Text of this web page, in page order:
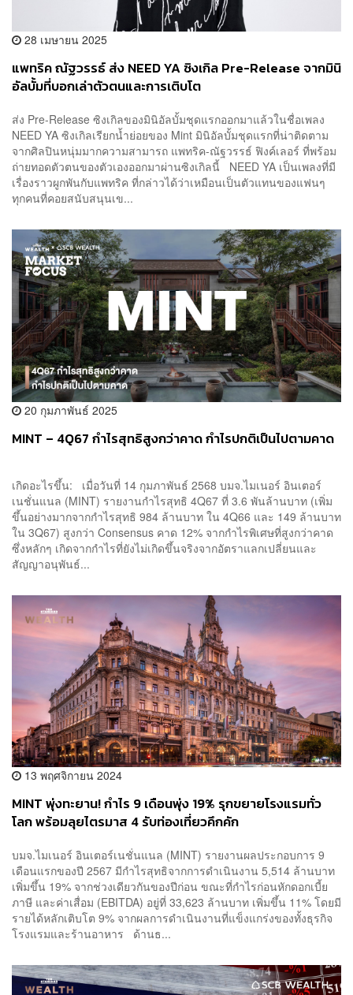
28 เมษายน 2025
แพทริค ณัฐวรรธ์ ส่ง NEED YA ซิงเกิล Pre-Release จากมินิ
อัลบั้มที่บอกเล่าตัวตนและการเติบโต
ส่ง Pre-Release ซิงเกิลของมินิอัลบั้มชุดแรกออกมาแล้วในชื่อเพลง
NEED YA ซิงเกิลเรียกน้ำย่อยของ Mint มินิอัลบั้มชุดแรกที่น่าติดตาม
จากศิลปินหนุ่มมากความสามารถ แพทริค-ณัฐวรรธ์ ฟิงค์เลอร์ ที่พร้อม
ถ่ายทอดตัวตนของตัวเองออกมาผ่านซิงเกิลนี้ NEED YA เป็นเพลงที่มี
เรื่องราวผูกพันกับแพทริค ที่กล่าวได้ว่าเหมือนเป็นตัวแทนของแฟนๆ
ทุกคนที่คอยสนับสนุนเข...
20 กุมภาพันธ์ 2025
MINT – 4Q67 กำไรสุทธิสูงกว่าคาด กำไรปกติเป็นไปตามคาด
เกิดอะไรขึ้น: เมื่อวันที่ 14 กุมภาพันธ์ 2568 บมจ.ไมเนอร์ อินเตอร์
เนชั่นแนล (MINT) รายงานกำไรสุทธิ 4Q67 ที่ 3.6 พันล้านบาท (เพิ่ม
ขึ้นอย่างมากจากกำไรสุทธิ 984 ล้านบาท ใน 4Q66 และ 149 ล้านบาท
ใน 3Q67) สูงกว่า Consensus คาด 12% จากกำไรพิเศษที่สูงกว่าคาด
ซึ่งหลักๆ เกิดจากกำไรที่ยังไม่เกิดขึ้นจริงจากอัตราแลกเปลี่ยนและ
สัญญาอนุพันธ์...
13 พฤศจิกายน 2024
MINT พุ่งทะยาน! กำไร 9 เดือนพุ่ง 19% รุกขยายโรงแรมทั่ว
โลก พร้อมลุยไตรมาส 4 รับท่องเที่ยวคึกคัก
บมจ.ไมเนอร์ อินเตอร์เนชั่นแนล (MINT) รายงานผลประกอบการ 9
เดือนแรกของปี 2567 มีกำไรสุทธิจากการดำเนินงาน 5,514 ล้านบาท
เพิ่มขึ้น 19% จากช่วงเดียวกันของปีก่อน ขณะที่กำไรก่อนหักดอกเบี้ย
ภาษี และค่าเสื่อม (EBITDA) อยู่ที่ 33,623 ล้านบาท เพิ่มขึ้น 11% โดยมี
รายได้หลักเติบโต 9% จากผลการดำเนินงานที่แข็งแกร่งของทั้งธุรกิจ
โรงแรมและร้านอาหาร ด้านธ...